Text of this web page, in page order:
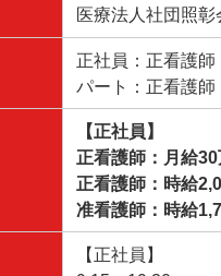
医療法人社団照
正社員：正看護師
パート：正看護師
【正社員】
正看護師：月給
正看護師：時給
准看護師：時給
【正社員】